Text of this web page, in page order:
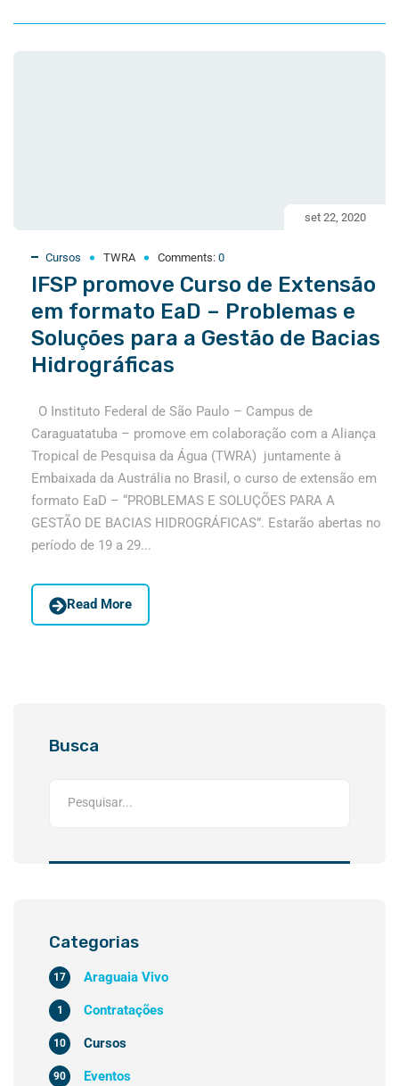
set 22, 2020
Cursos TWRA Comments: 0
IFSP promove Curso de Extensão
em formato EaD – Problemas e
Soluções para a Gestão de Bacias
Hidrográficas
O Instituto Federal de São Paulo – Campus de
Caraguatatuba – promove em colaboração com a Aliança
Tropical de Pesquisa da Água (TWRA) juntamente à
Embaixada da Austrália no Brasil, o curso de extensão em
formato EaD – “PROBLEMAS E SOLUÇÕES PARA A
GESTÃO DE BACIAS HIDROGRÁFICAS”. Estarão abertas no
período de 19 a 29...
Read More
Busca
Categorias
Araguaia Vivo
17
Contratações
1
Cursos
10
Eventos
90